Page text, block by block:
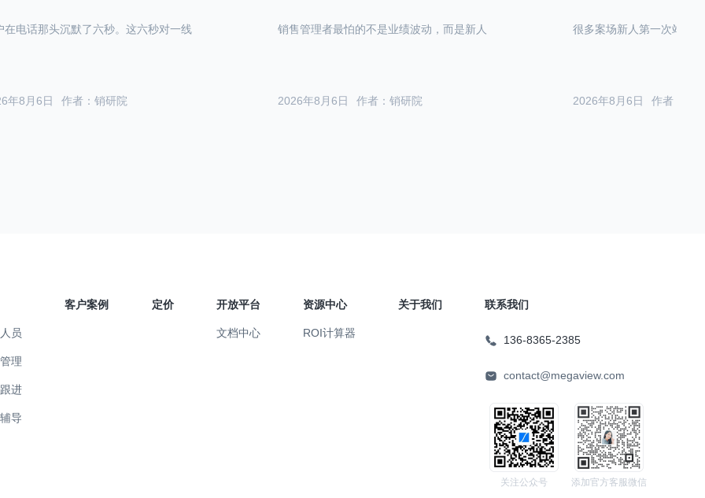
作者：销研院
年8月6日
在电话那头沉默了六秒。这六秒对一线
作者：销研院
2026年8月6日
销售管理者最怕的不是业绩波动，而是新人
作者：销
2026年8月6日
很多案场新人第一次站在
员
理
进
导
客户案例 定价 开放平台
文档中心
资源中心
ROI计算器
关于我们 联系我们
136-8365-2385
contact@megaview.com
关注公众号 添加官方客服微信